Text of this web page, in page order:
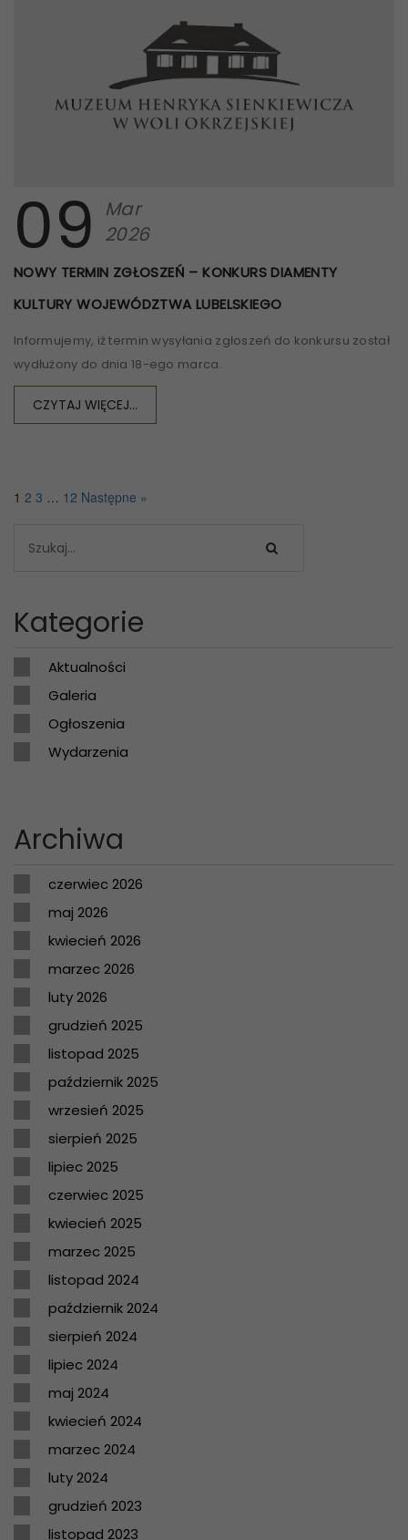
09
Mar
2026
NOWY TERMIN ZGŁOSZEŃ – KONKURS DIAMENTY
KULTURY WOJEWÓDZTWA LUBELSKIEGO
Informujemy, iż termin wysyłania zgłoszeń do konkursu został
wydłużony do dnia 18-ego marca.
CZYTAJ WIĘCEJ...
1 2 3 … 12 Następne »
Kategorie
Aktualności
Galeria
Ogłoszenia
Wydarzenia
Archiwa
czerwiec 2026
maj 2026
kwiecień 2026
marzec 2026
luty 2026
grudzień 2025
listopad 2025
październik 2025
wrzesień 2025
sierpień 2025
lipiec 2025
czerwiec 2025
kwiecień 2025
marzec 2025
listopad 2024
październik 2024
sierpień 2024
lipiec 2024
maj 2024
kwiecień 2024
marzec 2024
luty 2024
grudzień 2023
listopad 2023